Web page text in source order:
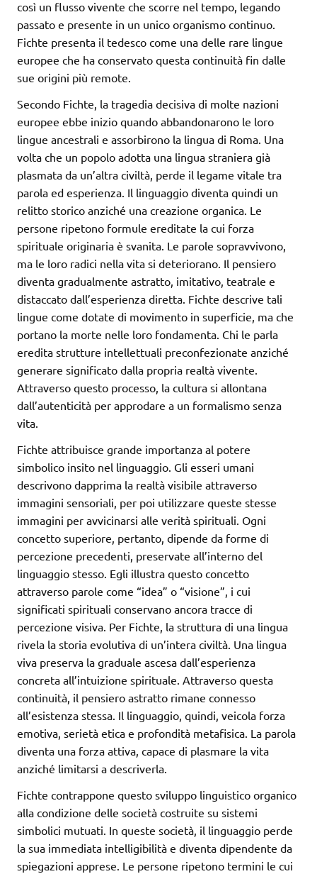
così un flusso vivente che scorre nel tempo, legando
passato e presente in un unico organismo continuo.
Fichte presenta il tedesco come una delle rare lingue
europee che ha conservato questa continuità fin dalle
sue origini più remote.
Secondo Fichte, la tragedia decisiva di molte nazioni
europee ebbe inizio quando abbandonarono le loro
lingue ancestrali e assorbirono la lingua di Roma. Una
volta che un popolo adotta una lingua straniera già
plasmata da un’altra civiltà, perde il legame vitale tra
parola ed esperienza. Il linguaggio diventa quindi un
relitto storico anziché una creazione organica. Le
persone ripetono formule ereditate la cui forza
spirituale originaria è svanita. Le parole sopravvivono,
ma le loro radici nella vita si deteriorano. Il pensiero
diventa gradualmente astratto, imitativo, teatrale e
distaccato dall’esperienza diretta. Fichte descrive tali
lingue come dotate di movimento in superficie, ma che
portano la morte nelle loro fondamenta. Chi le parla
eredita strutture intellettuali preconfezionate anziché
generare significato dalla propria realtà vivente.
Attraverso questo processo, la cultura si allontana
dall’autenticità per approdare a un formalismo senza
vita.
Fichte attribuisce grande importanza al potere
simbolico insito nel linguaggio. Gli esseri umani
descrivono dapprima la realtà visibile attraverso
immagini sensoriali, per poi utilizzare queste stesse
immagini per avvicinarsi alle verità spirituali. Ogni
concetto superiore, pertanto, dipende da forme di
percezione precedenti, preservate all’interno del
linguaggio stesso. Egli illustra questo concetto
attraverso parole come “idea” o “visione”, i cui
significati spirituali conservano ancora tracce di
percezione visiva. Per Fichte, la struttura di una lingua
rivela la storia evolutiva di un’intera civiltà. Una lingua
viva preserva la graduale ascesa dall’esperienza
concreta all’intuizione spirituale. Attraverso questa
continuità, il pensiero astratto rimane connesso
all’esistenza stessa. Il linguaggio, quindi, veicola forza
emotiva, serietà etica e profondità metafisica. La parola
diventa una forza attiva, capace di plasmare la vita
anziché limitarsi a descriverla.
Fichte contrappone questo sviluppo linguistico organico
alla condizione delle società costruite su sistemi
simbolici mutuati. In queste società, il linguaggio perde
la sua immediata intelligibilità e diventa dipendente da
spiegazioni apprese. Le persone ripetono termini le cui